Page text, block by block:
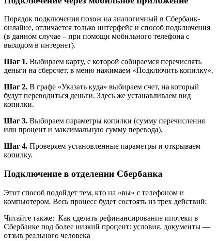
Порядок подключения похож на аналогичный в Сбербанк-
онлайне, отличается только интерфейс и способ подключения
(в данном случае – при помощи мобильного телефона с
выходом в интернет).
Шаг 1. Выбираем карту, с которой собираемся перечислять
деньги на сберсчет, в меню нажимаем «Подключить копилку».
Шаг 2. В графе «Указать куда» выбираем счет, на который
будут переводиться деньги. Здесь же устанавливаем вид
копилки.
Шаг 3. Выбираем параметры копилки (сумму перечисления
или процент и максимальную сумму перевода).
Шаг 4. Проверяем установленные параметры и открываем
копилку.
Подключение в отделении Сбербанка
Этот способ подойдет тем, кто на «вы» с телефоном и
компьютером. Весь процесс будет состоять из трех действий:
Читайте также: Как сделать рефинансирование ипотеки в
Сбербанке под более низкий процент: условия, документы —
отзыв реального человека